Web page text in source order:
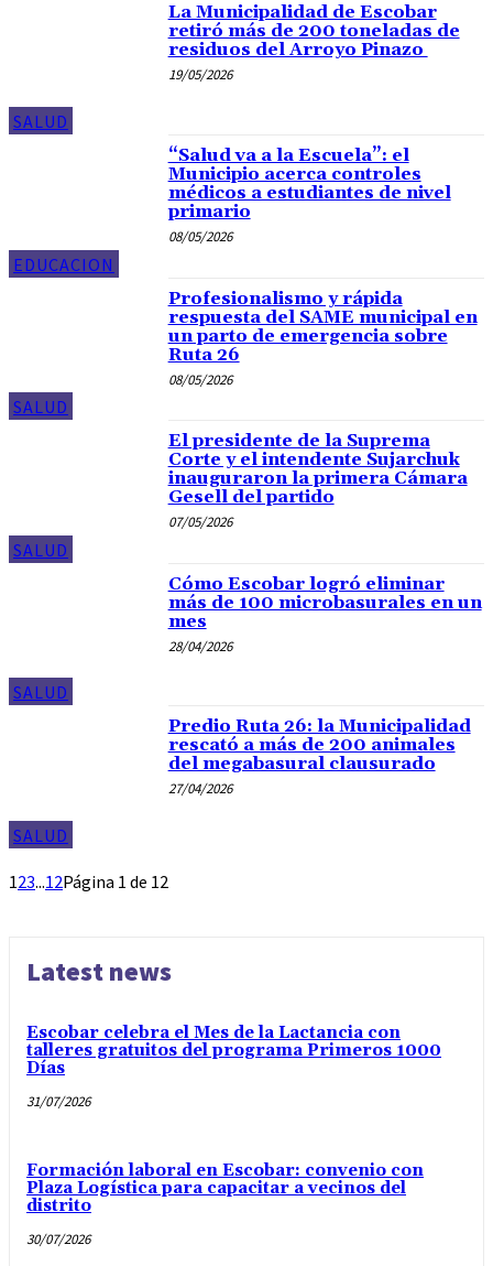
SALUD
La Municipalidad de Escobar
retiró más de 200 toneladas de
residuos del Arroyo Pinazo
19/05/2026
EDUCACION
“Salud va a la Escuela”: el
Municipio acerca controles
médicos a estudiantes de nivel
primario
08/05/2026
SALUD
Profesionalismo y rápida
respuesta del SAME municipal en
un parto de emergencia sobre
Ruta 26
08/05/2026
SALUD
El presidente de la Suprema
Corte y el intendente Sujarchuk
inauguraron la primera Cámara
Gesell del partido
07/05/2026
SALUD
Cómo Escobar logró eliminar
más de 100 microbasurales en un
mes
28/04/2026
SALUD
Predio Ruta 26: la Municipalidad
rescató a más de 200 animales
del megabasural clausurado
27/04/2026
123...12Página 1 de 12
Latest news
Escobar celebra el Mes de la Lactancia con
talleres gratuitos del programa Primeros 1000
Días
31/07/2026
Formación laboral en Escobar: convenio con
Plaza Logística para capacitar a vecinos del
distrito
30/07/2026